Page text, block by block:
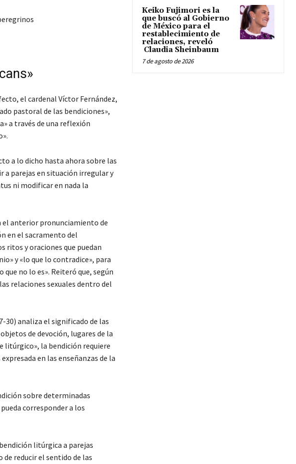
el cardenal Víctor Fernández,
pastoral de las bendiciones»,
a través de una reflexión
a lo dicho hasta ahora sobre las
a parejas en situación irregular y
ni modificar en nada la
el anterior pronunciamiento de
en el sacramento del
ritos y oraciones que puedan
y «lo que lo contradice», para
no lo es». Reiteró que, según
relaciones sexuales dentro del
analiza el significado de las
de devoción, lugares de la
litúrgico», la bendición requiere
en las enseñanzas de la
sobre determinadas
corresponder a los
litúrgica a parejas
de reducir el sentido de las
Keiko Fujimori es la
que buscó al Gobierno
de México para el
restablecimiento de
relaciones, reveló
Claudia Sheinbaum
7 de agosto de 2026